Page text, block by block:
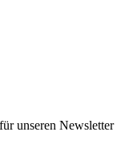
unseren Newsletter